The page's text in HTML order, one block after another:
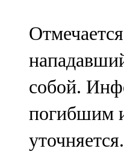
107,7 FM
Чистай
103,0 FM
Чүпрәле
91,0 FM
собой.
погибшим
уточняется.